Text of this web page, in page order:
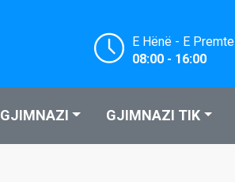
E Hënë - E Premte
08:00 - 16:00
GJIMNAZI GJIMNAZI TIK